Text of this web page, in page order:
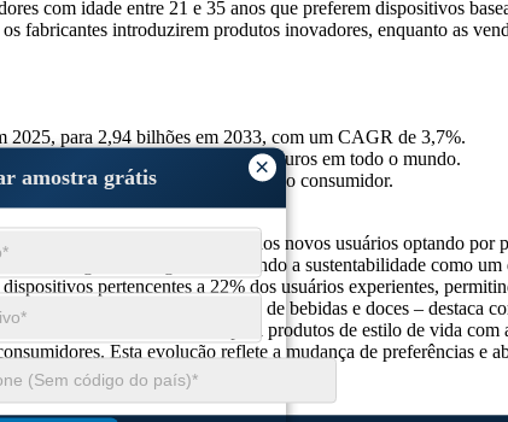
×
amostra grátis
com idade entre 21 e 35 anos que preferem dispositivos
fabricantes introduzirem produtos inovadores, enquanto as
2025, para 2,94 bilhões em 2033, com um CAGR de 3,7%.
combustíveis alternativos mais seguros em todo o mundo.
​​aumentam o envolvimento do consumidor.
sem nicotina, com 29% dos novos usuários optando por
embalagens ecológicas, revelando a sustentabilidade como
pertencentes a 22% dos usuários experientes,
em parceria com marcas de bebidas e doces – destaca
fornecimento de nicotina para produtos de estilo de vida com
Esta evolução reflete a mudança de preferências e